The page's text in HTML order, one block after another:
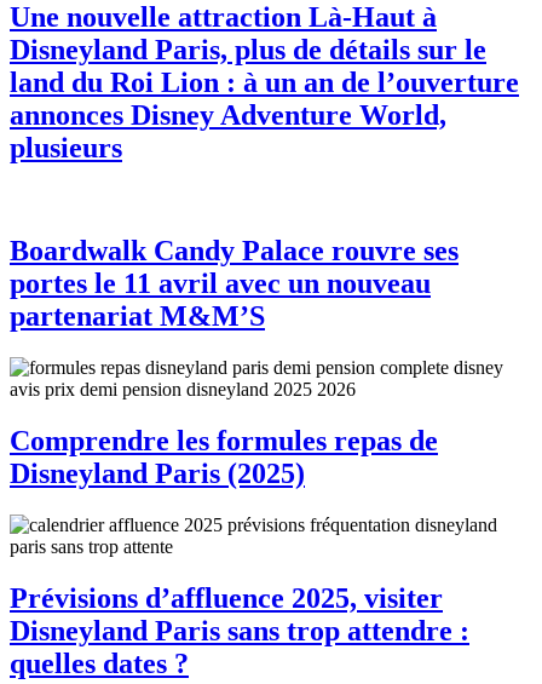
Une nouvelle attraction Là-Haut à
Disneyland Paris, plus de détails sur le
land du Roi Lion : à un an de l’ouverture
annonces Disney Adventure World,
plusieurs
Boardwalk Candy Palace rouvre ses
portes le 11 avril avec un nouveau
partenariat M&M’S
Comprendre les formules repas de
Disneyland Paris (2025)
Prévisions d’affluence 2025, visiter
Disneyland Paris sans trop attendre :
quelles dates ?